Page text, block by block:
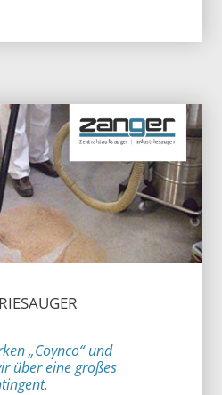
„Coynco“ und
über eine großes